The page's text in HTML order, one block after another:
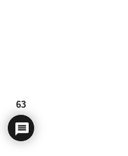
63